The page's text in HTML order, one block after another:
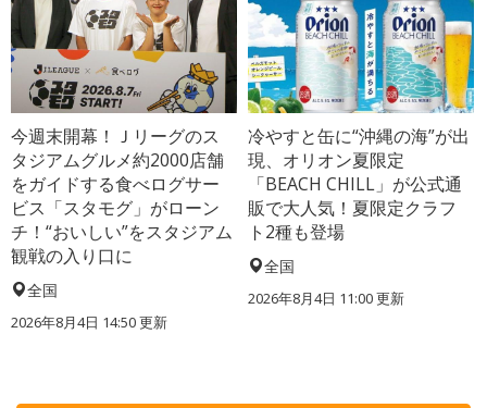
今週末開幕！Ｊリーグのス
タジアムグルメ約2000店舗
をガイドする食べログサー
ビス「スタモグ」がローン
チ！“おいしい”をスタジアム
観戦の入り口に
全国
2026年8月4日 14:50更新
冷やすと缶に“沖縄の海”が出
現、オリオン夏限定
「BEACH CHILL」が公式通
販で大人気！夏限定クラフ
ト2種も登場
全国
2026年8月4日 11:00更新